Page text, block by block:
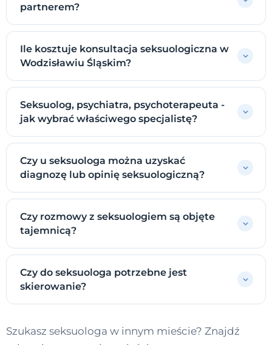
partnerem?
Ile kosztuje konsultacja seksuologiczna w
Wodzisławiu Śląskim?
Seksuolog, psychiatra, psychoterapeuta -
jak wybrać właściwego specjalistę?
Czy u seksuologa można uzyskać
diagnozę lub opinię seksuologiczną?
Czy rozmowy z seksuologiem są objęte
tajemnicą?
Czy do seksuologa potrzebne jest
skierowanie?
Szukasz seksuologa w innym mieście? Znajdź